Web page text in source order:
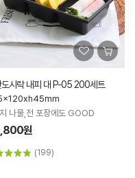
도시락 내피 대 P-05 200세트
나물,전 포장에도 GOOD
원
(199)